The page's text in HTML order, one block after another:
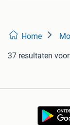
Home
37 resultaten